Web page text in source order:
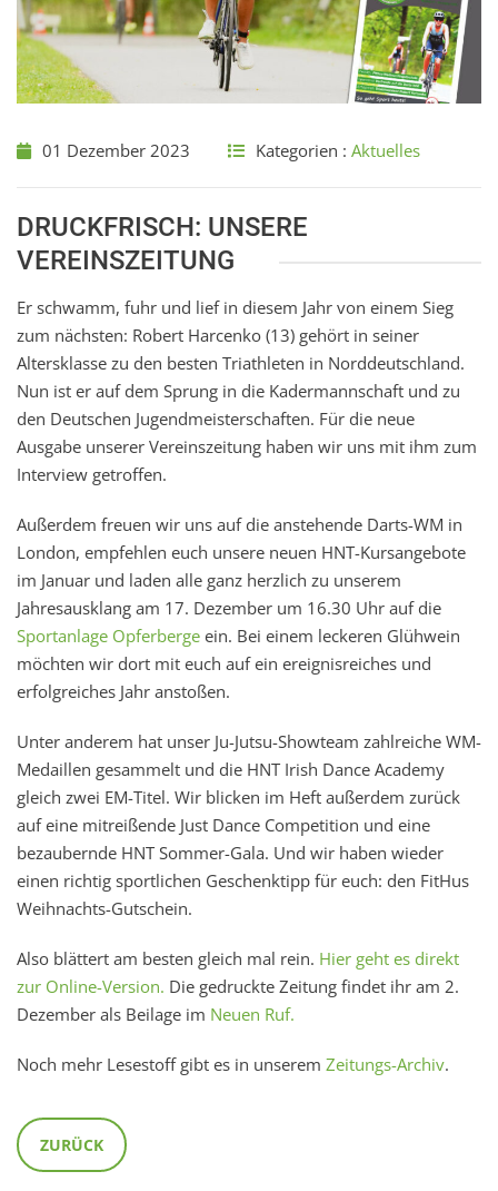
01 Dezember 2023 Kategorien : Aktuelles
DRUCKFRISCH: UNSERE
VEREINSZEITUNG
Er schwamm, fuhr und lief in diesem Jahr von einem Sieg
zum nächsten: Robert Harcenko (13) gehört in seiner
Altersklasse zu den besten Triathleten in Norddeutschland.
Nun ist er auf dem Sprung in die Kadermannschaft und zu
den Deutschen Jugendmeisterschaften. Für die neue
Ausgabe unserer Vereinszeitung haben wir uns mit ihm zum
Interview getroffen.
Außerdem freuen wir uns auf die anstehende Darts-WM in
London, empfehlen euch unsere neuen HNT-Kursangebote
im Januar und laden alle ganz herzlich zu unserem
Jahresausklang am 17. Dezember um 16.30 Uhr auf die
Sportanlage Opferberge ein. Bei einem leckeren Glühwein
möchten wir dort mit euch auf ein ereignisreiches und
erfolgreiches Jahr anstoßen.
Unter anderem hat unser Ju-Jutsu-Showteam zahlreiche WM-
Medaillen gesammelt und die HNT Irish Dance Academy
gleich zwei EM-Titel. Wir blicken im Heft außerdem zurück
auf eine mitreißende Just Dance Competition und eine
bezaubernde HNT Sommer-Gala. Und wir haben wieder
einen richtig sportlichen Geschenktipp für euch: den FitHus
Weihnachts-Gutschein.
Also blättert am besten gleich mal rein. Hier geht es direkt
zur Online-Version. Die gedruckte Zeitung findet ihr am 2.
Dezember als Beilage im Neuen Ruf.
Noch mehr Lesestoff gibt es in unserem Zeitungs-Archiv.
ZURÜCK